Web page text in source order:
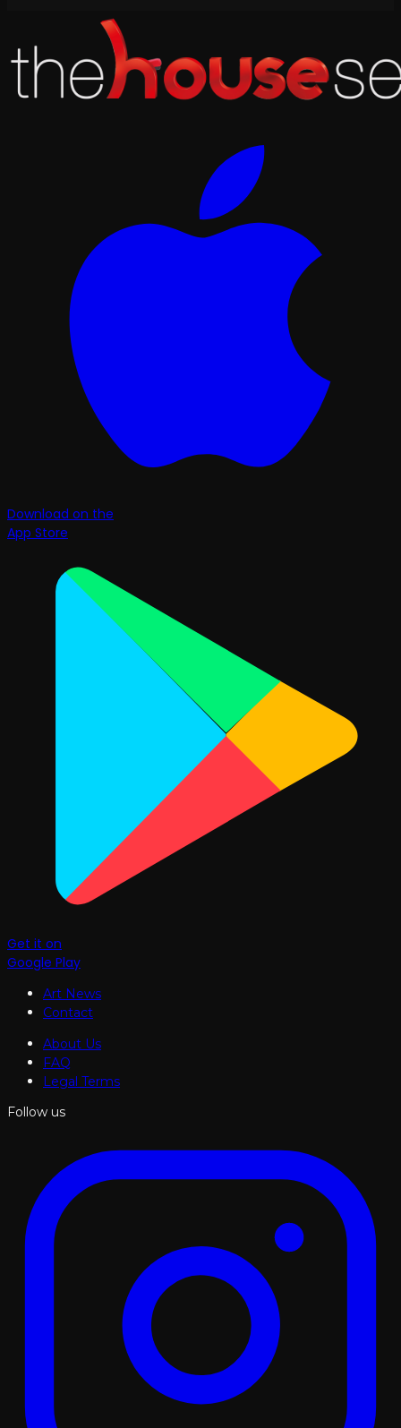
Download on the
App Store
Get it on
Google Play
Art News
Contact
About Us
FAQ
Legal Terms
Follow us